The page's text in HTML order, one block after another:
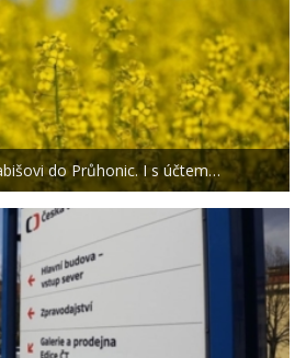
do Průhonic. I s účtem…